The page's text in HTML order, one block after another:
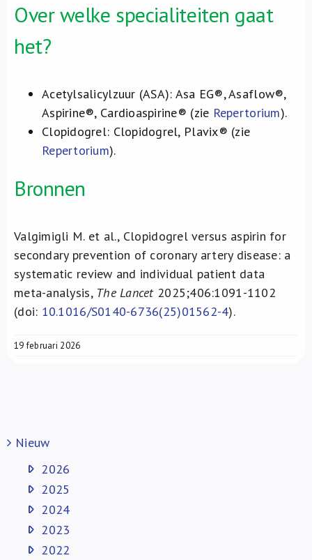
Over welke specialiteiten gaat
het?
Acetylsalicylzuur (ASA): Asa EG®, Asaflow®,
Aspirine®, Cardioaspirine® (zie Repertorium).
Clopidogrel: Clopidogrel, Plavix® (zie
Repertorium).
Bronnen
Valgimigli M. et al., Clopidogrel versus aspirin for
secondary prevention of coronary artery disease: a
systematic review and individual patient data
meta-analysis, The Lancet2025;406:1091-1102
(doi: 10.1016/S0140-6736(25)01562-4).
19 februari 2026
Nieuw
2026
2025
2024
2023
2022